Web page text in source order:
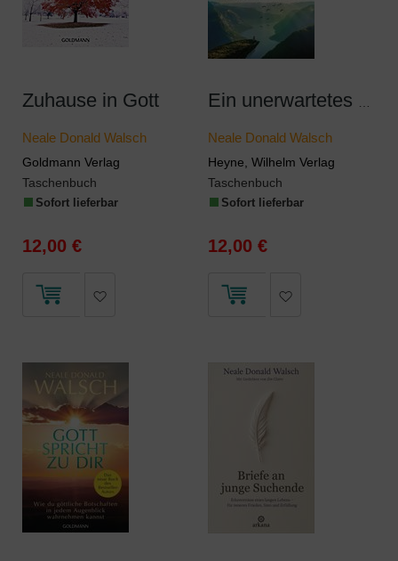
Zuhause in Gott
Neale Donald Walsch
Goldmann Verlag
Taschenbuch
Sofort lieferbar
12,00 €
Neale Donald Walsch
Heyne, Wilhelm Verlag
Taschenbuch
Sofort lieferbar
12,00 €